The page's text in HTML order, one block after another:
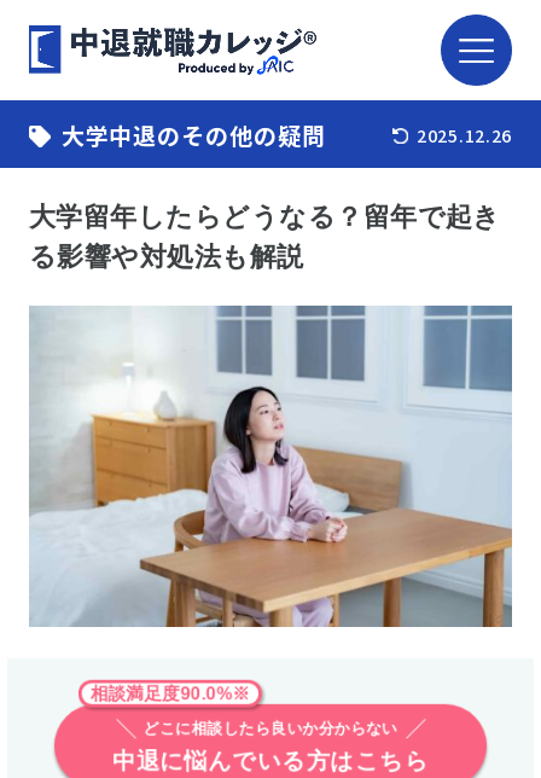
大学中退のその他の疑問 2025.12.26
大学留年したらどうなる？留年で起き
る影響や対処法も解説
相談満足度90.0%※
どこに相談したら良いか分からない
中退に悩んでいる方はこちら